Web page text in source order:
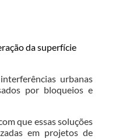
da superfície
urbanas
por bloqueios e
que essas soluções
em projetos de